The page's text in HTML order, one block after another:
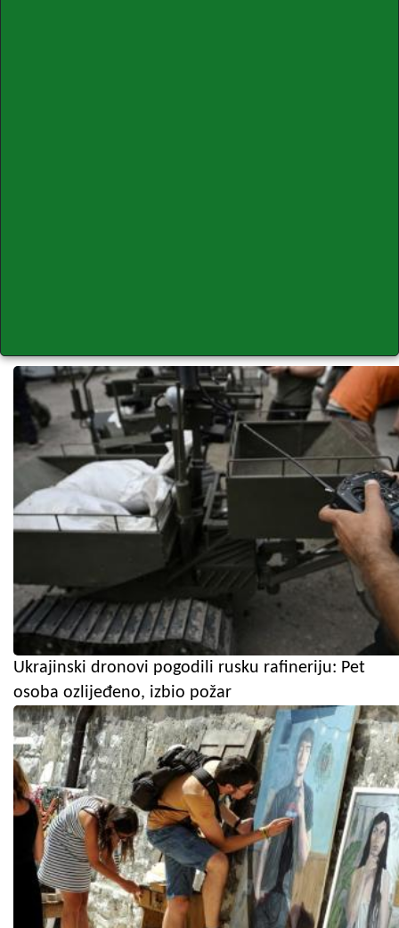
Ukrajinski dronovi pogodili rusku rafineriju: Pet
osoba ozlijeđeno, izbio požar